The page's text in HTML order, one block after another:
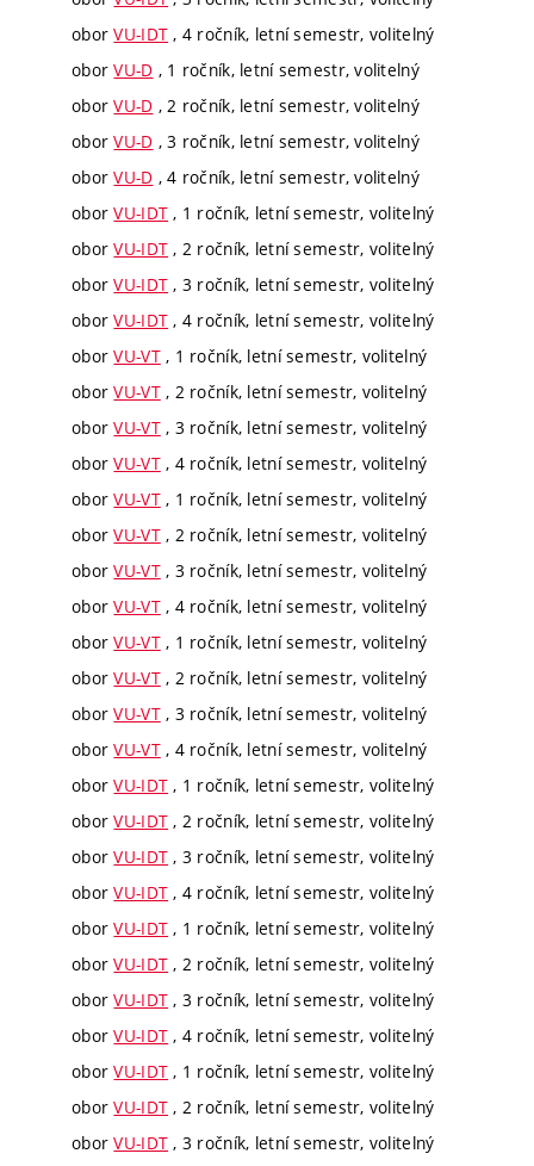
oborVU-IDT , 4 ročník, letní semestr, volitelný
oborVU-D , 1 ročník, letní semestr, volitelný
oborVU-D , 2 ročník, letní semestr, volitelný
oborVU-D , 3 ročník, letní semestr, volitelný
oborVU-D , 4 ročník, letní semestr, volitelný
oborVU-IDT , 1 ročník, letní semestr, volitelný
oborVU-IDT , 2 ročník, letní semestr, volitelný
oborVU-IDT , 3 ročník, letní semestr, volitelný
oborVU-IDT , 4 ročník, letní semestr, volitelný
oborVU-VT, 1 ročník, letní semestr, volitelný
oborVU-VT, 2 ročník, letní semestr, volitelný
oborVU-VT, 3 ročník, letní semestr, volitelný
oborVU-VT, 4 ročník, letní semestr, volitelný
oborVU-VT, 1 ročník, letní semestr, volitelný
oborVU-VT, 2 ročník, letní semestr, volitelný
oborVU-VT, 3 ročník, letní semestr, volitelný
oborVU-VT, 4 ročník, letní semestr, volitelný
oborVU-VT, 1 ročník, letní semestr, volitelný
oborVU-VT, 2 ročník, letní semestr, volitelný
oborVU-VT, 3 ročník, letní semestr, volitelný
oborVU-VT, 4 ročník, letní semestr, volitelný
oborVU-IDT , 1 ročník, letní semestr, volitelný
oborVU-IDT , 2 ročník, letní semestr, volitelný
oborVU-IDT , 3 ročník, letní semestr, volitelný
oborVU-IDT , 4 ročník, letní semestr, volitelný
oborVU-IDT , 1 ročník, letní semestr, volitelný
oborVU-IDT , 2 ročník, letní semestr, volitelný
oborVU-IDT , 3 ročník, letní semestr, volitelný
oborVU-IDT , 4 ročník, letní semestr, volitelný
oborVU-IDT , 1 ročník, letní semestr, volitelný
oborVU-IDT , 2 ročník, letní semestr, volitelný
oborVU-IDT , 3 ročník, letní semestr, volitelný